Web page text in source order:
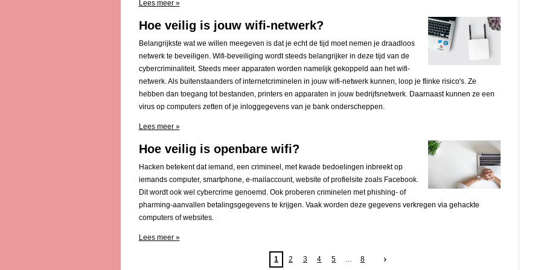
Lees meer »
Hoe veilig is jouw wifi-netwerk?
Belangrijkste wat we willen meegeven is dat je echt de tijd moet nemen je draadloos
netwerk te beveiligen. Wifi-beveiliging wordt steeds belangrijker in deze tijd van de
cybercriminaliteit. Steeds meer apparaten worden namelijk gekoppeld aan het wifi-
netwerk. Als buitenstaanders of internetcriminelen in jouw wifi-netwerk kunnen, loop je flinke risico's. Ze
hebben dan toegang tot bestanden, printers en apparaten in jouw bedrijfsnetwerk. Daarnaast kunnen ze een
virus op computers zetten of je inloggegevens van je bank onderscheppen.
Lees meer »
Hoe veilig is openbare wifi?
Hacken betekent dat iemand, een crimineel, met kwade bedoelingen inbreekt op
iemands computer, smartphone, e-mailaccount, website of profielsite zoals Facebook.
Dit wordt ook wel cybercrime genoemd. Ook proberen criminelen met phishing- of
pharming-aanvallen betalingsgegevens te krijgen. Vaak worden deze gegevens verkregen via gehackte
computers of websites.
Lees meer »
1 2 3 4 5 8